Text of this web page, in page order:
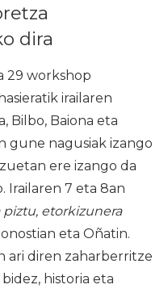
dira
29 workshop
irailaren
Bilbo, Baiona eta
gune nagusiak izango
ere izango da
Irailaren 7 eta 8an
piztu, etorkizunera
eta Oñatin.
ari diren zaharberritze
historia eta